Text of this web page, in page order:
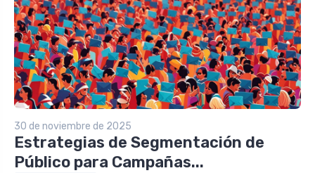
30 de noviembre de 2025
Estrategias de Segmentación de
Público para Campañas...